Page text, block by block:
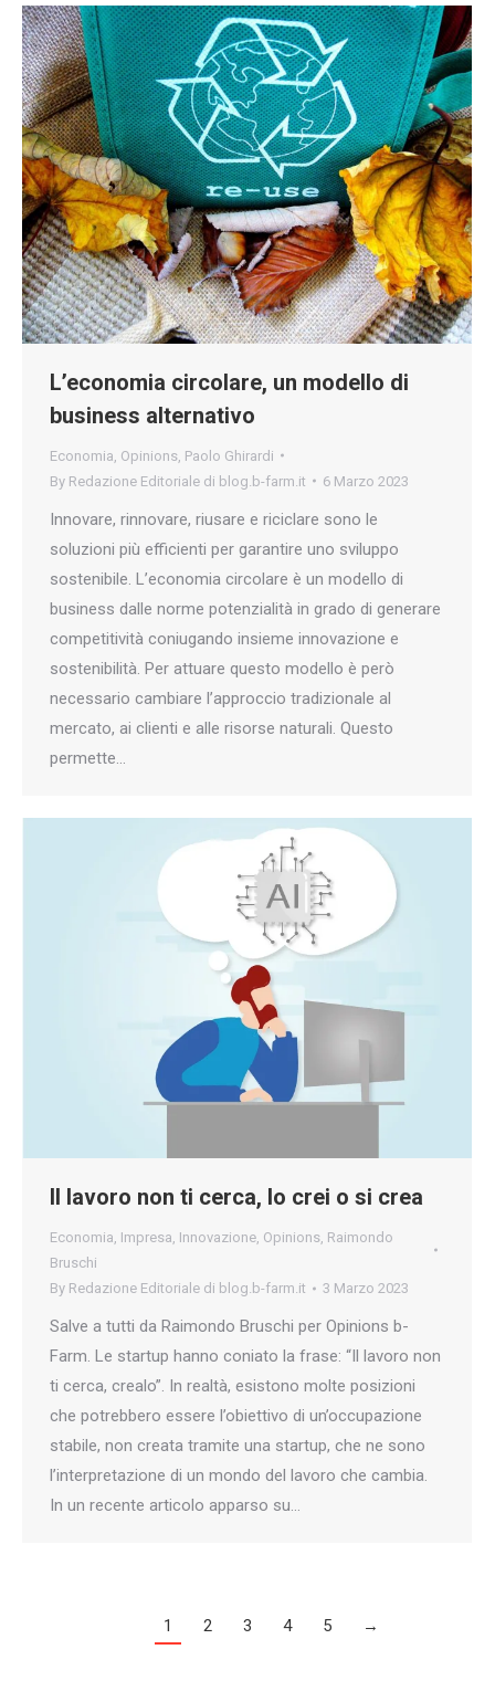
L’economia circolare, un modello di
business alternativo
Economia Opinions Paolo Ghirardi
By Redazione Editoriale di blog.b-farm.it 6 Marzo 2023
Innovare, rinnovare, riusare e riciclare sono le
soluzioni più efficienti per garantire uno sviluppo
sostenibile. L’economia circolare è un modello di
business dalle norme potenzialità in grado di generare
competitività coniugando insieme innovazione e
sostenibilità. Per attuare questo modello è però
necessario cambiare l’approccio tradizionale al
mercato, ai clienti e alle risorse naturali. Questo
permette…
Il lavoro non ti cerca, lo crei o si crea
Economia, Impresa, Innovazione, Opinions, Raimondo
Bruschi
By Redazione Editoriale di blog.b-farm.it 3 Marzo 2023
Salve a tutti da Raimondo Bruschi per Opinions b-
Farm. Le startup hanno coniato la frase: “Il lavoro non
ti cerca, crealo”. In realtà, esistono molte posizioni
che potrebbero essere l’obiettivo di un’occupazione
stabile, non creata tramite una startup, che ne sono
l’interpretazione di un mondo del lavoro che cambia.
In un recente articolo apparso su…
1 2 3 4 5 →